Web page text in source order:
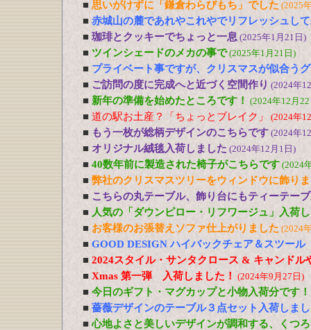
■ 思いがけずに「鎌倉わらびもち」でした (2025
■ 赤城山の麓であれやこれやでリフレッシュし
■ 珈琲とクッキーでちょっと一息 (2025年1月21日)
■ ツインシェードのメカの事で(2025年1月21日)
■ プライベート事ですが、クリスマスが似合う
■ ご訪問の度に完成へと近づく空間作り (2024年
■ 新年の準備を始めたところです！ (2024年12月
■ 道の駅お土産？「ちょっとブレイク」 (2024年
■ もう一枚が総柄デザインのこちらです (2024年
■ オリジナル絨毯入荷しました (2024年12月1日)
■ 40数年前に製造された椅子がこちらです (2024
■ 弊社のクリスマスツリーをウィンドウに飾り
■ こちらの丸テーブル、飾り台にもティーテー
■ 人気の「ダウンピロー・リフワージュ」入荷
■ お客様のお張替えソファ仕上がりました (2024
■ GOOD DESIGN ハイバックチェア＆スツー
■ 2024スタイル・サンタクロース & キャンドル
■ Xmas 第一弾 入荷しました！ (2024年9月27日)
■ 今日のギフト・マグカップと小物入荷分です！
■ 薔薇デザインのテーブル３点セット入荷しま
■ 心地よさと美しいデザインが調和する、くつ